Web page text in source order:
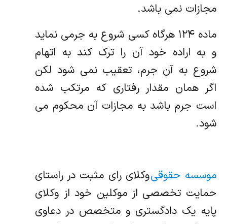
مجازات نمی باشد.
ماده ۱۲۴ هرگاه کسی شروع به جرمی نماید
و به اراده خود آن را ترک کند به اتهام
شروع به آن جرم، تعقیب نمی شود لکن
اگر همان مقدار رفتاری که مرتکب شده
است جرم باشد به مجازات آن محکوم می
شود.
موسسه حقوقیوکلای رای مثبت در راستای
حمایت تخصصی از موکلین خود از وکلای
پایه یک دادگستری و متخصص در دعاوی